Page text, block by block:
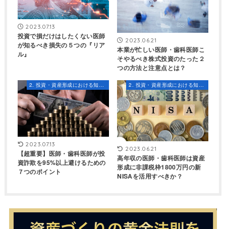
2023.07.13
投資で損だけはしたくない医師
が知るべき損失の５つの『リア
ル』
2023.06.21
本業が忙しい医師・歯科医師こ
そやるべき株式投資のたった２
つの方法と注意点とは？
2. 投資・資産形成における知識とスキル
2023.07.13
【超重要】医師・歯科医師が投
資詐欺を95%以上避けるための
７つのポイント
2. 投資・資産形成における知識とスキル
2023.06.21
高年収の医師・歯科医師は資産
形成に非課税枠1800万円の新
NISAを活用すべきか？